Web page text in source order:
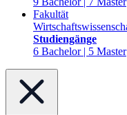
Fakultät
Studiengänge
6 Bachelor | 5 Master